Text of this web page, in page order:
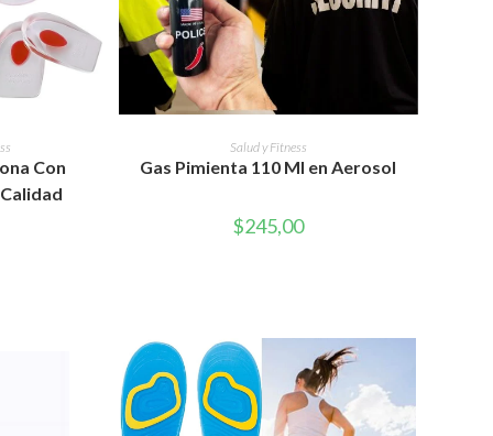
Con
AÑADIR AL CARRITO
Salud y Fitness
Gas Pimienta 110 Ml en Aerosol
$245,00